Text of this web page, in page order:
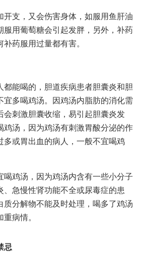
开支，又会伤害身体，如服用鱼肝油
服用葡萄糖会引起发胖，另外，补药
药服用过量都有害。
都能喝的，胆道疾病患者胆囊炎和胆
宜多喝鸡汤。因鸡汤内脂肪的消化需
会刺激胆囊收缩，易引起胆囊炎发
鸡汤，因为鸡汤有刺激胃酸分泌的作
多或胃出血的病人，一般不宜喝鸡
喝鸡汤，因为鸡汤内含有一些小分子
、急慢性肾功能不全或尿毒症的患
质分解物不能及时处理，喝多了鸡汤
病情。
忌